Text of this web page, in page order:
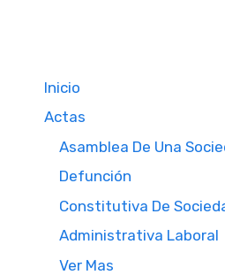
Inicio
Actas
Asamblea De Una
Defunción
Constitutiva De
Administrativa Laboral
Ver Mas